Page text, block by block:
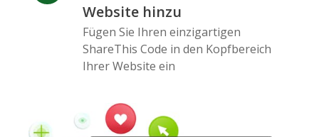
Website hinzu
Fügen Sie Ihren einzigartigen
ShareThis Code in den Kopfbereich
Ihrer Website ein